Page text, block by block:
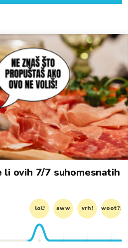
li ovih 7/7 suhomesnatih
lol! aww vrh! woot?!